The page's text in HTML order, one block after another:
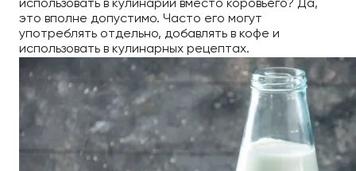
использовать в кулинарии вместо коровьего? Да,
это вполне допустимо. Часто его могут
употреблять отдельно, добавлять в кофе и
использовать в кулинарных рецептах.